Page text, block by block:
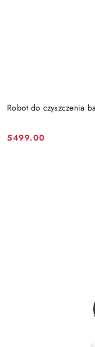
Robot do czyszczenia
Cena:
5499.00